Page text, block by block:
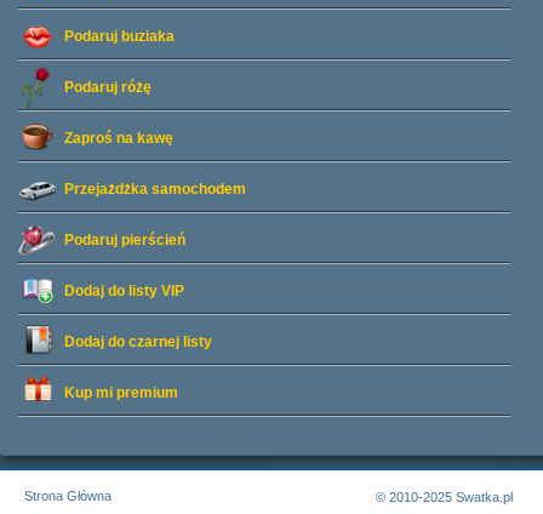
Podaruj buziaka
Podaruj różę
Zaproś na kawę
Przejażdżka samochodem
Podaruj pierścień
Dodaj do listy VIP
Dodaj do czarnej listy
Kup mi premium
Strona Główna
© 2010-2025 Swatka.pl